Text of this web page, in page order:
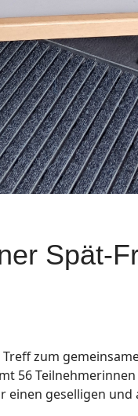
Spät-
zum
56
einen geselligen